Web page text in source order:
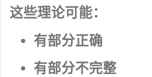
这些理论可能：
有部分正确
有部分不完整